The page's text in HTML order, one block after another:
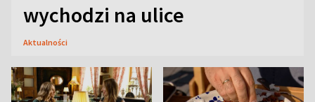
wychodzi na ulice
Aktualności